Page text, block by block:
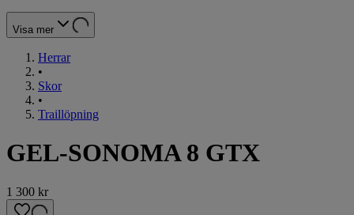
Visa mer
Herrar
•
Skor
•
Traillöpning
GEL-SONOMA 8 GTX
1 300 kr